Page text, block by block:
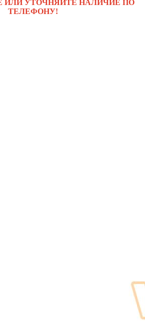
ИЛИ УТОЧНЯЙТЕ НАЛИЧИЕ ПО
ТЕЛЕФОНУ!